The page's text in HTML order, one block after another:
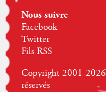
Nous suivre
Facebook
Twitter
Fils RSS
Copyright 2001-
réservés